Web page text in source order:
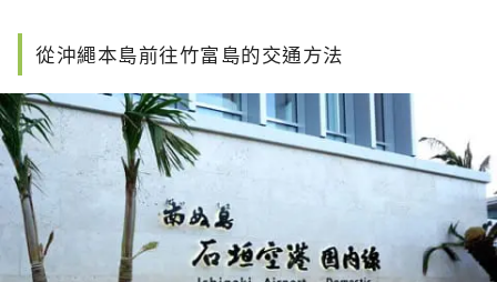
從沖繩本島前往竹富島的交通方法